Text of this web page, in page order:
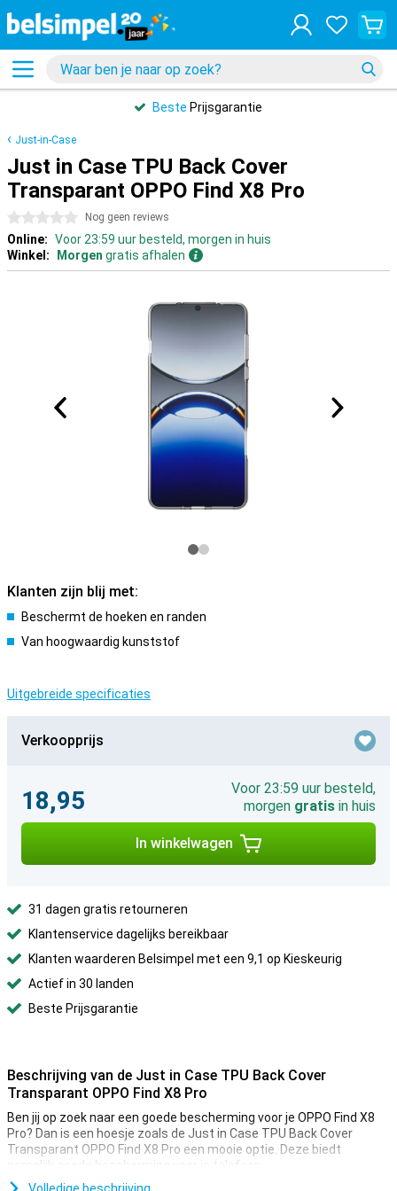
Beste Prijsgarantie
Just-in-Case
Just in Case TPU Back Cover
Transparant OPPO Find X8 Pro
0 sterren Nog geen reviews
Online: Voor 23:59 uur besteld, morgen in huis
Winkel:
Morgen gratis afhalen
Klanten zijn blij met:
Beschermt de hoeken en randen
Van hoogwaardig kunststof
Uitgebreide specificaties
Verkoopprijs
18,95
Voor 23:59 uur besteld,
morgen gratis in huis
In winkelwagen
31 dagen gratis retourneren
Klantenservice dagelijks bereikbaar
Klanten waarderen Belsimpel met een 9,1 op Kieskeurig
Actief in 30 landen
Beste Prijsgarantie
Beschrijving van de Just in Case TPU Back Cover
Transparant OPPO Find X8 Pro
Ben jij op zoek naar een goede bescherming voor je OPPO Find X8
Pro? Dan is een hoesje zoals de Just in Case TPU Back Cover
Transparant OPPO Find X8 Pro een mooie optie. Deze biedt
namelijk goede bescherming voor je telefoon.